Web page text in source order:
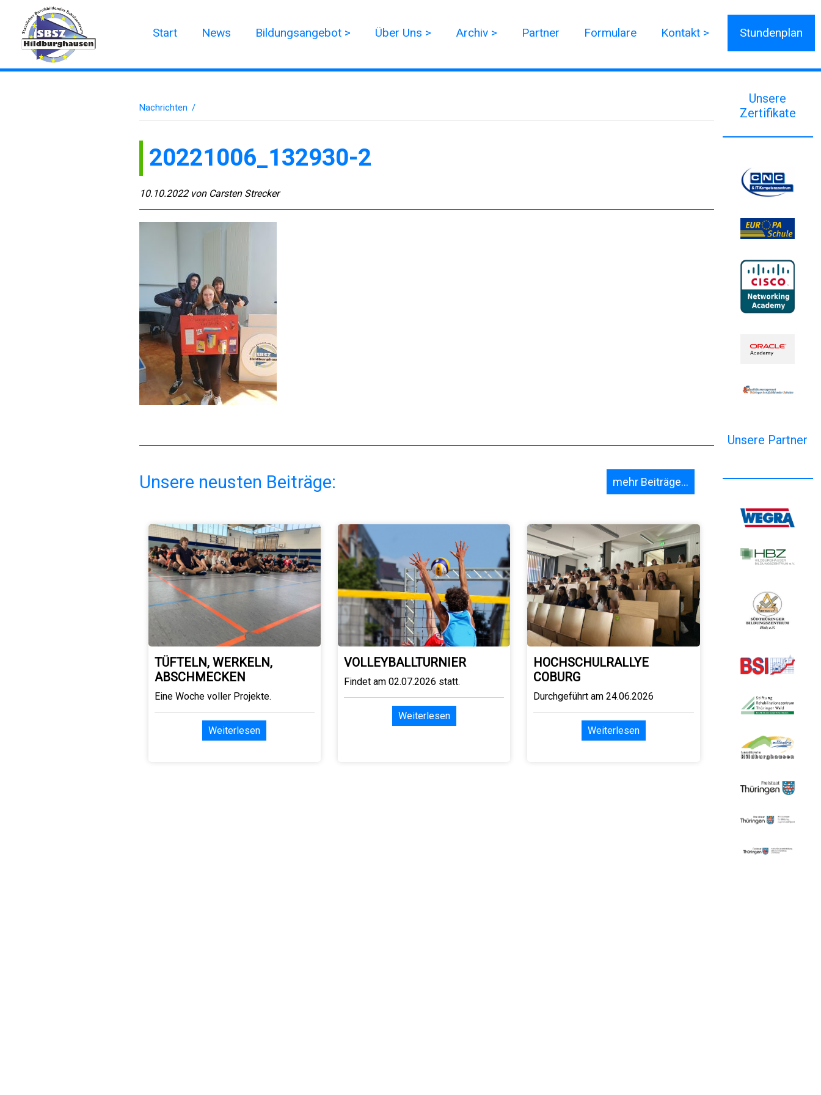
Start News Bildungsangebot > Über Uns > Archiv > Partner Formulare Kontakt > Stundenplan
Nachrichten /
20221006_132930-2
10.10.2022 von Carsten Strecker
Unsere neusten Beiträge: mehr Beiträge...
TÜFTELN, WERKELN,
ABSCHMECKEN
Eine Woche voller Projekte.
Weiterlesen
VOLLEYBALLTURNIER
Findet am 02.07.2026 statt.
Weiterlesen
HOCHSCHULRALLYE
COBURG
Durchgeführt am 24.06.2026
Weiterlesen
Unsere
Zertifikate
Unsere Partner